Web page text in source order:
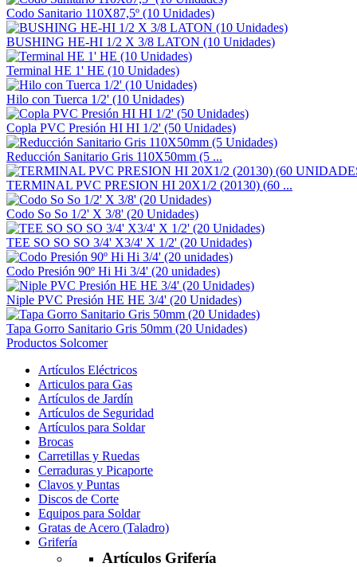
Codo Sanitario 110X87,5º (10 Unidades)
BUSHING HE-HI 1/2 X 3/8 LATON (10 Unidades)
Terminal HE 1' HE (10 Unidades)
Hilo con Tuerca 1/2' (10 Unidades)
Copla PVC Presión HI HI 1/2' (50 Unidades)
Reducción Sanitario Gris 110X50mm (5 ...
TERMINAL PVC PRESION HI 20X1/2 (20130) (60 ...
Codo So So 1/2' X 3/8' (20 Unidades)
TEE SO SO SO 3/4' X3/4' X 1/2' (20 Unidades)
Codo Presión 90º Hi Hi 3/4' (20 unidades)
Niple PVC Presión HE HE 3/4' (20 Unidades)
Tapa Gorro Sanitario Gris 50mm (20 Unidades)
Productos Solcomer
Artículos Eléctricos
Articulos para Gas
Artículos de Jardín
Artículos de Seguridad
Artículos para Soldar
Brocas
Carretillas y Ruedas
Cerraduras y Picaporte
Clavos y Puntas
Discos de Corte
Equipos para Soldar
Gratas de Acero (Taladro)
Grifería
Artículos Grifería